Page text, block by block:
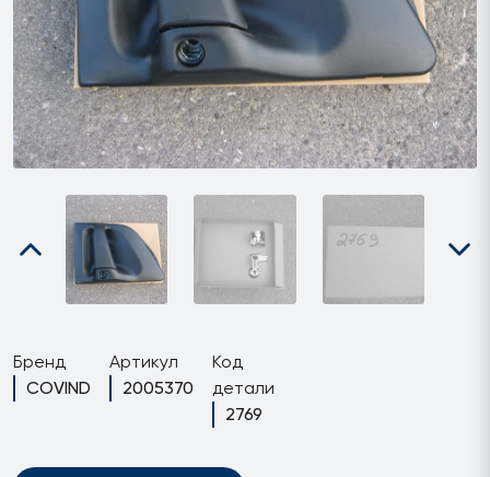
Бренд
COVIND
Артикул
2005370
Код
детали
2769